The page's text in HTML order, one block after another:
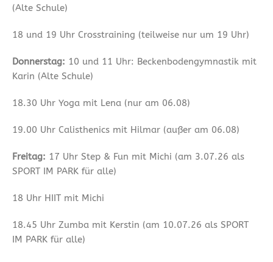
(Alte Schule)
18 und 19 Uhr Crosstraining (teilweise nur um 19 Uhr)
Donnerstag: 10 und 11 Uhr: Beckenbodengymnastik mit
Karin (Alte Schule)
18.30 Uhr Yoga mit Lena (nur am 06.08)
19.00 Uhr Calisthenics mit Hilmar (außer am 06.08)
Freitag: 17 Uhr Step & Fun mit Michi (am 3.07.26 als
SPORT IM PARK für alle)
18 Uhr HIIT mit Michi
18.45 Uhr Zumba mit Kerstin (am 10.07.26 als SPORT
IM PARK für alle)